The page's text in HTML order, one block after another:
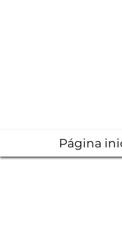
Página